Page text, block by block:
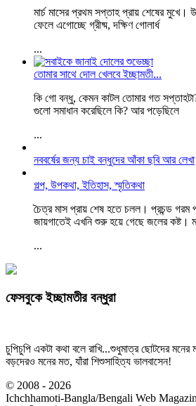
মার্চ মাসের প্রথম সপ্তাহ প্রায় শেষের মুখে।
ফেলে এগোচ্ছে গ্রীষ্ম, দক্ষিণ গোলার্ধ
...
তোমার সাথে দোল খেলবে ইচ্ছামতী...
কি গো বন্ধু, কেমন কাটল তোমার গত
গুলো সমাধান করেছিলে কি? আর পড়েছিলে
...
নববর্ষের জন্য চাই বন্ধুদের আঁকা ছবি আর লেখা
গল্প, উপকথা, ইতিহাস, স্মৃতিকথা
চৈত্র মাস প্রায় শেষ হতে চলল। প্রচন্ড গরম
জায়গাতেই এখনি শুরু হয়ে গেছে জলের কষ্ট।
...
ফেসবুকে ইচ্ছামতীর বন্ধুরা
চুপিচুপি একটা কথা বলে রাখি...শুধুমাত্র ছোটদের
বড়দেরও মনের মত, যাঁরা শিশুসাহিত্য ভালবাসেন!
© 2008 - 2026
Ichchhamoti-Bangla/Bengali Web